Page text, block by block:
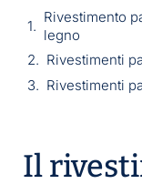
Rivestimento
legno
Rivestimenti
Rivestimenti
Il